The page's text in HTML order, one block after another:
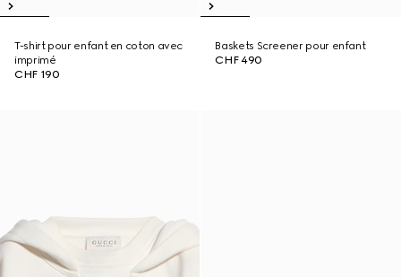
T-shirt pour enfant en coton avec
imprimé
CHF 190
Baskets Screener pour enfant
CHF 490